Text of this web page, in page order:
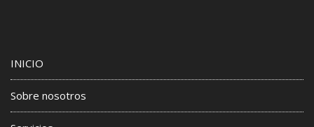
INICIO
Sobre nosotros